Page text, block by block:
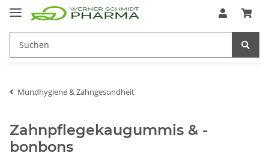
Mundhygiene & Zahngesundheit
Zahnpflegekaugummis & -
bonbons